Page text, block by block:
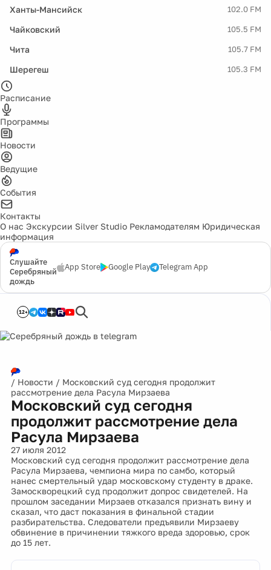
Ханты-Мансийск 102.0 FM
Чайковский 105.5 FM
Чита 105.7 FM
Шерегеш 105.3 FM
Расписание
Программы
Новости
Ведущие
События
Контакты
О нас Экскурсии Silver Studio Рекламодателям Юридическая
информация
Слушайте
Серебряный
дождь
App Store Google Play Telegram App
12+
/ Новости / Московский суд сегодня продолжит
рассмотрение дела Расула Мирзаева
Московский суд сегодня
продолжит рассмотрение дела
Расула Мирзаева
27 июля 2012
Московский суд сегодня продолжит рассмотрение дела
Расула Мирзаева, чемпиона мира по самбо, который
нанес смертельный удар московскому студенту в драке.
Замоскворецкий суд продолжит допрос свидетелей. На
прошлом заседании Мирзаев отказался признать вину и
сказал, что даст показания в финальной стадии
разбирательства. Следователи предъявили Мирзаеву
обвинение в причинении тяжкого вреда здоровью, срок
до 15 лет.